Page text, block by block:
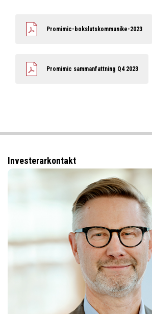
Promimic-bokslutskommunike-2023
Promimic sammanfattning Q4 2023
Investerarkontakt